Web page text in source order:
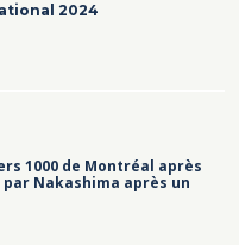
2024
1000 de Montréal après
Nakashima après un